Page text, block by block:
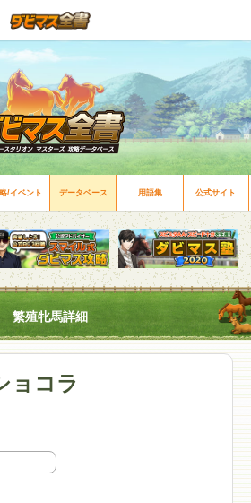
/イベント データベース 用語集 公式サイト
繁殖牝馬詳細
ョコラ